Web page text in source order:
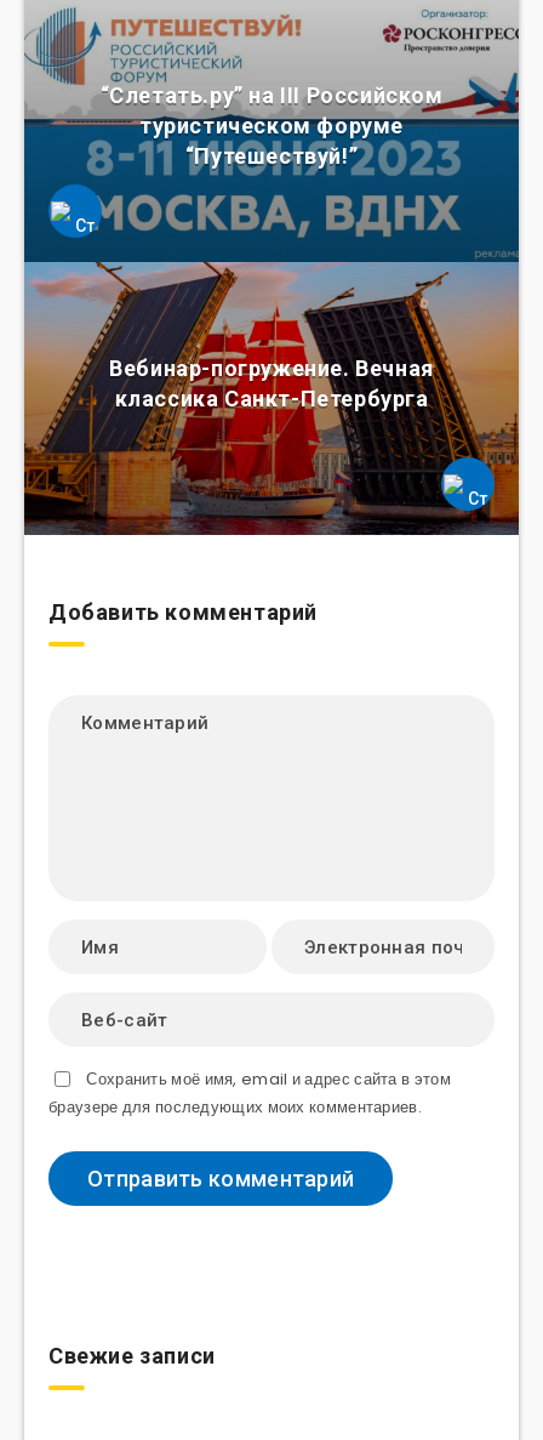
“Слетать.ру” на III Российском
туристическом форуме
“Путешествуй!”
Вебинар-погружение. Вечная
классика Санкт-Петербурга
Добавить комментарий
Сохранить моё имя, email и адрес сайта в этом
браузере для последующих моих комментариев.
Свежие записи